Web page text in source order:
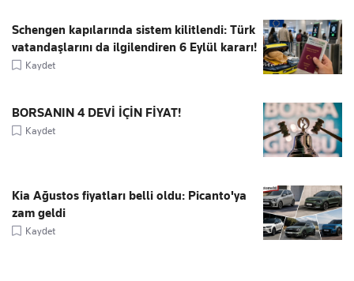
Schengen kapılarında sistem kilitlendi: Türk
vatandaşlarını da ilgilendiren 6 Eylül kararı!
Kaydet
BORSANIN 4 DEVİ İÇİN FİYAT!
Kaydet
Kia Ağustos fiyatları belli oldu: Picanto'ya
zam geldi
Kaydet